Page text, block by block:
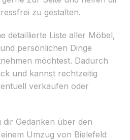
zu gestalten.
detaillierte Liste aller Möbel,
persönlichen Dinge
möchtest. Dadurch
und kannst rechtzeitig
verkaufen oder
Gedanken über den
Umzug von Bielefeld